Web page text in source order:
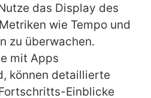
das Display des
wie Tempo und
zu überwachen.
mit Apps
können detaillierte
Einblicke